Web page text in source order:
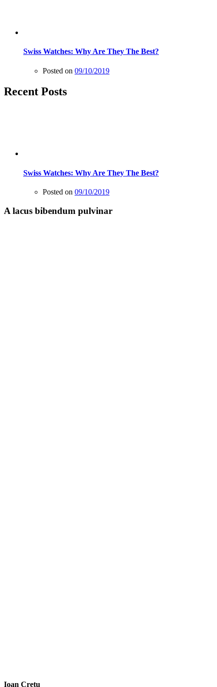
Swiss Watches: Why Are They The Best?
Posted on 09/10/2019
Recent Posts
Swiss Watches: Why Are They The Best?
Posted on 09/10/2019
A lacus bibendum pulvinar
Ioan Cretu